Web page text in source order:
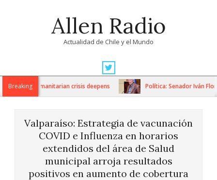
Allen Radio
Actualidad de Chile y el Mundo
Navigation
MenuBreaking
as humanitarian crisis deepens Política: Senador Iván
Valparaíso: Estrategia de vacunación
COVID e Influenza en horarios
extendidos del área de Salud
municipal arroja resultados
positivos en aumento de cobertura